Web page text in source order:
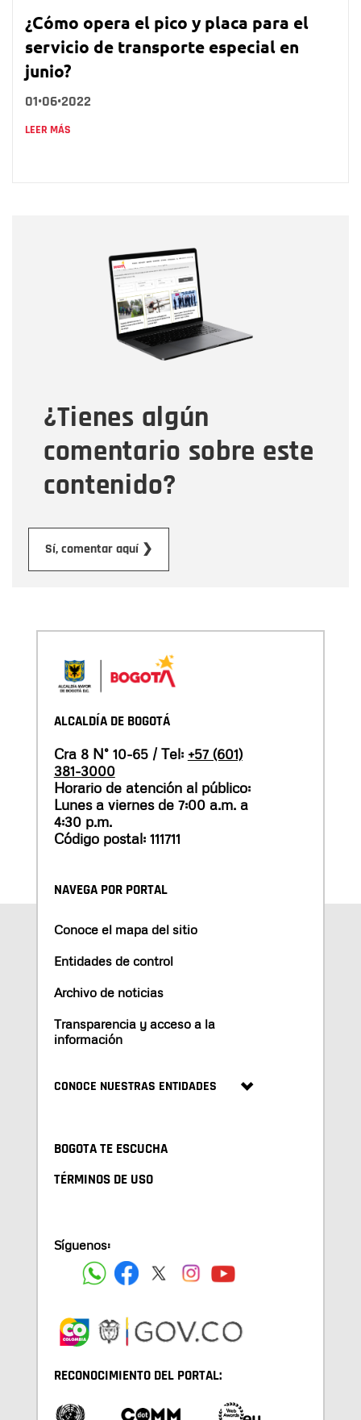
¿Cómo opera el pico y placa para el
servicio de transporte especial en
junio?
01•06•2022
LEER MÁS
¿Tienes algún
comentario sobre este
contenido?
Sí, comentar aquí ❯
Correo electrónico
Tipo de comentario
Mensaje
ALCALDÍA DE BOGOTÁ
Cra 8 N° 10-65 / Tel: +57 (601)
381-3000
Horario de atención al público:
Lunes a viernes de 7:00 a.m. a
4:30 p.m.
Código postal: 111711
NAVEGA POR PORTAL
Conoce el mapa del sitio
Entidades de control
Archivo de noticias
Transparencia y acceso a la
información
CONOCE NUESTRAS ENTIDADES
BOGOTA TE ESCUCHA
TÉRMINOS DE USO
Síguenos:
RECONOCIMIENTO DEL PORTAL: